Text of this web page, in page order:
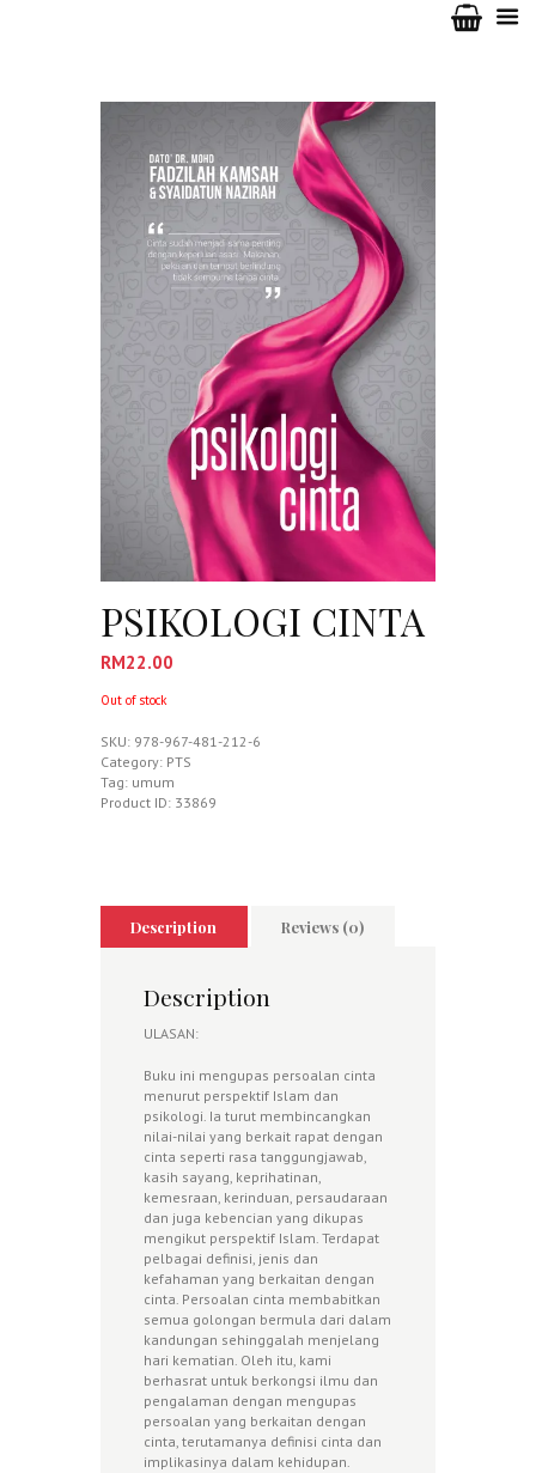
PSIKOLOGI CINTA
RM22.00
Out of stock
SKU: 978-967-481-212-6
Category: PTS
Tag: umum
Product ID: 33869
Description Reviews (0)
Description
ULASAN:
Buku ini mengupas persoalan cinta
menurut perspektif Islam dan
psikologi. Ia turut membincangkan
nilai-nilai yang berkait rapat dengan
cinta seperti rasa tanggungjawab,
kasih sayang, keprihatinan,
kemesraan, kerinduan, persaudaraan
dan juga kebencian yang dikupas
mengikut perspektif Islam. Terdapat
pelbagai definisi, jenis dan
kefahaman yang berkaitan dengan
cinta. Persoalan cinta membabitkan
semua golongan bermula dari dalam
kandungan sehinggalah menjelang
hari kematian. Oleh itu, kami
berhasrat untuk berkongsi ilmu dan
pengalaman dengan mengupas
persoalan yang berkaitan dengan
cinta, terutamanya definisi cinta dan
implikasinya dalam kehidupan.